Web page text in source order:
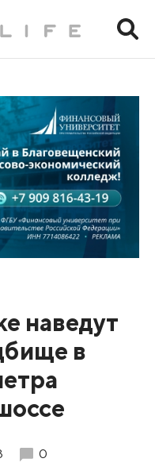
наведут
в
0